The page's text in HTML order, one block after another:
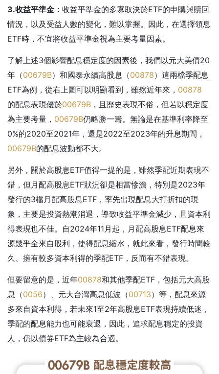
3.收益平準金： 收益平準金的多寡取決於ETF的申購與贖回
情況，以及受益人數的變化，難以掌握。因此，在選擇領息
ETF時，不宜將收益平準金視為主要考量因素。
了解上述3個影響配息穩定度的因素後，我們以元大美債20
年（00679B）和國泰永續高股息（00878）這兩檔季配息
ETF為例，從右上圖可以明顯看到，雖然近年來， 00878
的配息表現優於00679B ，且歷史表現不俗，但若以穩定度
為主要考量， 00679B仍略勝一籌。無論是在基準利率降至
0%的2020至2021年，還是2022至2023年的升息期間，
00679B的配息波動都不大。
另外，關於高股息ETF值得一提的是，雖然季配近期表現不
錯，但月配高股息ETF狀況卻是相當慘澹，特別是2023年
發行的3檔月配高股息ETF，率先出現配息大打折扣的現
象，主要是投資熱潮消退，導致收益平準金減少，且資本利
得表現也不佳。自2024年11月起，月配高股息ETF配息來
源幾乎全來自股利，使得配息縮水，就此來看，發行時間較
久、擁有較多資本利得的季配ETF，反而有不錯表現。
但要留意的是，近年00878和其他季配ETF，包括元大高股
息（0056）、元大台灣高息低波（00713）等，配息來源
多來自資本利得，若未來1至2年高股息ETF表現持續低迷，
季配的配息能力也可能衰退，因此，追求配息穩定的投資
人，仍以債券ETF為主較為合適。